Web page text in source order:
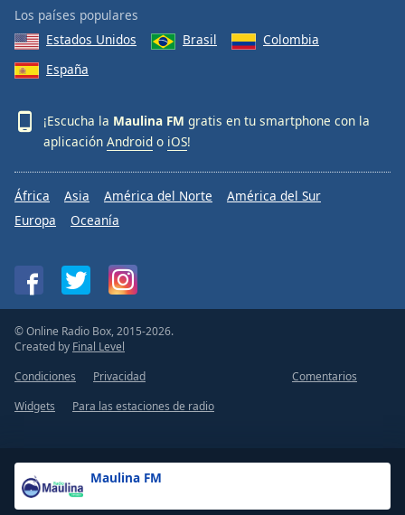
Maulina FM
Los países populares
Estados Unidos
Brasil
Colombia
España
¡Escucha la Maulina FM gratis en tu smartphone con la
aplicación Android o iOS!
África Asia América del Norte
América del Sur
Europa
Oceanía
© Online Radio Box, 2015-2026.
Created by Final Level
Condiciones
Privacidad
Comentarios
Widgets
Para las estaciones de radio